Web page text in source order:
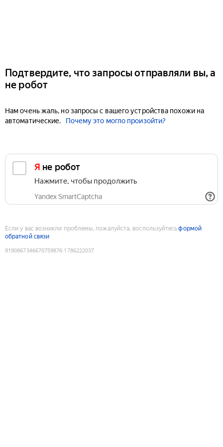
Подтвердите, что запросы отправляли вы, а
не робот
Нам очень жаль, но запросы с вашего устройства похожи на
автоматические.
Почему это могло произойти?
Я не робот
Нажмите, чтобы продолжить
Yandex SmartCaptcha
Если у вас возникли проблемы, пожалуйста, воспользуйтесьформой
обратной связи
9190867346670759876:1786222037